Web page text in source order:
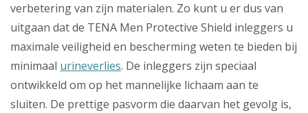
verbetering van zijn materialen. Zo kunt u er dus van
uitgaan dat de TENA Men Protective Shield inleggers u
maximale veiligheid en bescherming weten te bieden bij
minimaal urineverlies. De inleggers zijn speciaal
ontwikkeld om op het mannelijke lichaam aan te
sluiten. De prettige pasvorm die daarvan het gevolg is,